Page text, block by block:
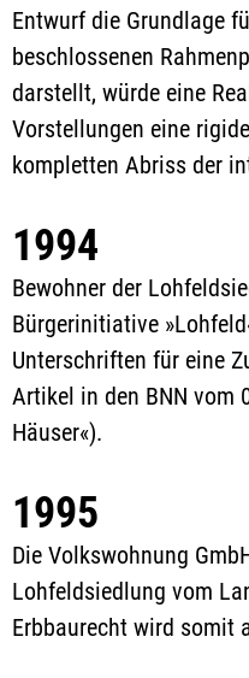
Entwurf die Grundlage
beschlossenen
darstellt, würde eine
Vorstellungen eine
kompletten Abriss der
1994
Bewohner der
Bürgerinitiative
Unterschriften für eine
Artikel in den BNN vom
Häuser«).
1995
Die Volkswohnung
Lohfeldsiedlung vom
Erbbaurecht wird somit